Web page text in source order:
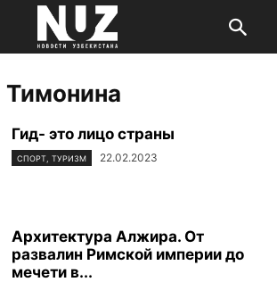
Тимонина
Гид- это лицо страны
СПОРТ, ТУРИЗМ 22.02.2023
Архитектура Алжира. От
развалин Римской империи до
мечети в...